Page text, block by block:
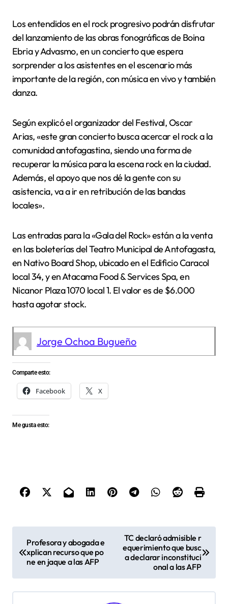
Los entendidos en el rock progresivo podrán disfrutar
del lanzamiento de las obras fonográficas de Boina
Ebria y Advasmo, en un concierto que espera
sorprender a los asistentes en el escenario más
importante de la región, con música en vivo y también
danza.
Según explicó el organizador del Festival, Oscar
Arias, «este gran concierto busca acercar el rock a la
comunidad antofagastina, siendo una forma de
recuperar la música para la escena rock en la ciudad.
Además, el apoyo que nos dé la gente con su
asistencia, va a ir en retribución de las bandas
locales».
Las entradas para la «Gala del Rock» están a la venta
en las boleterías del Teatro Municipal de Antofagasta,
en Nativo Board Shop, ubicado en el Edificio Caracol
local 34, y en Atacama Food & Services Spa, en
Nicanor Plaza 1070 local 1. El valor es de $6.000
hasta agotar stock.
Jorge Ochoa Bugueño
Comparte esto:
Facebook X
Me gusta esto:
Profesora y abogada e
xplican recurso que po
ne en jaque a las AFP
TC declaró admisible r
equerimiento que busc
a declarar inconstituci
onal a las AFP